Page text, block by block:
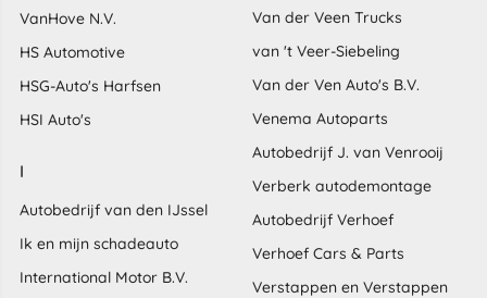
VanHove N.V.
HS Automotive
HSG-Auto's Harfsen
HSI Auto's
I
Autobedrijf van den IJssel
Ik en mijn schadeauto
International Motor B.V.
Van der Veen Trucks
van 't Veer-Siebeling
Van der Ven Auto's B.V.
Venema Autoparts
Autobedrijf J. van Venrooij
Verberk autodemontage
Autobedrijf Verhoef
Verhoef Cars & Parts
Verstappen en Verstappen